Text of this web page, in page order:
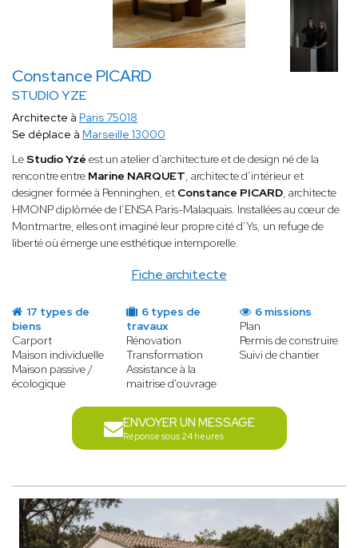
Constance PICARD
STUDIO YZE
Fiche architecte
Architecte à Paris 75018
Se déplace à Marseille 13000
LeStudio Yzé est un atelier d’architecture et de design né de la
rencontre entre Marine NARQUET, architecte d’intérieur et
designer formée à Penninghen, et Constance PICARD, architecte
HMONP diplômée de l’ENSA Paris-Malaquais. Installées au cœur de
Montmartre, elles ont imaginé leur propre cité d’Ys, un refuge de
liberté où émerge une esthétique intemporelle.
17 types de
biens
Carport
Maison individuelle
Maison passive /
écologique
6 types de
travaux
Rénovation
Transformation
Assistance à la
maitrise d'ouvrage
6 missions
Plan
Permis de construire
Suivi de chantier
ENVOYER UN MESSAGE
Réponse sous 24 heures